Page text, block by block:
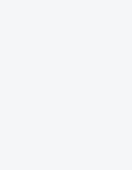
-
Danke, dass du das mit uns teilst!
Mitlesende kennen die
einfach nicht auf unsere Pläne und
und das Familienleben dadurch